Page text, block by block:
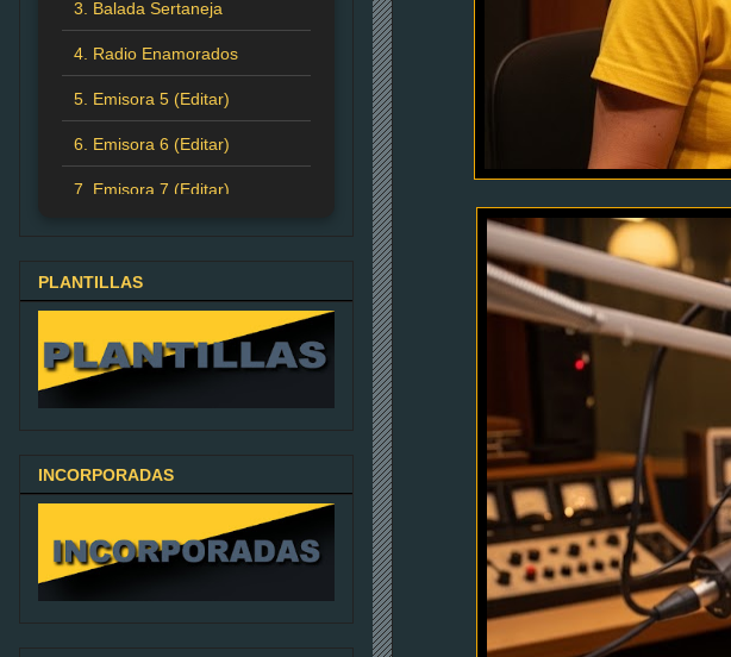
3. Balada Sertaneja
4. Radio Enamorados
5. Emisora 5 (Editar)
6. Emisora 6 (Editar)
7. Emisora 7 (Editar)
PLANTILLAS
INCORPORADAS